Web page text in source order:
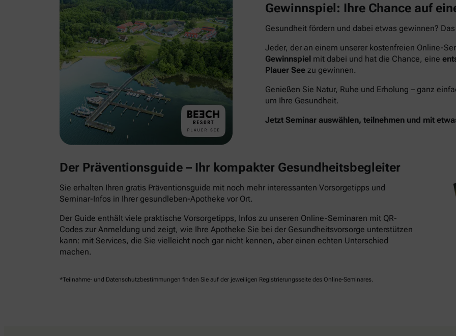
Gewinnspiel: Ihre Chance auf
Gesundheit fördern und dabei etwas gewinnen?
Jeder, der an einem unserer kostenfreien Online-
Gewinnspiel mit dabei und hat die Chance, eine
Plauer See zu gewinnen.
Genießen Sie Natur, Ruhe und Erholung – ganz
um Ihre Gesundheit.
Jetzt Seminar auswählen, teilnehmen und mit
Der Präventionsguide – Ihr kompakter Gesundheitsbegleiter
Sie erhalten Ihren gratis Präventionsguide mit noch mehr interessanten Vorsorgetipps und
Seminar-Infos in Ihrer gesundleben-Apotheke vor Ort.
Der Guide enthält viele praktische Vorsorgetipps, Infos zu unseren Online-Seminaren mit QR-
Codes zur Anmeldung und zeigt, wie Ihre Apotheke Sie bei der Gesundheitsvorsorge unterstützen
kann: mit Services, die Sie vielleicht noch gar nicht kennen, aber einen echten Unterschied
machen.
*Teilnahme- und Datenschutzbestimmungen finden Sie auf der jeweiligen Registrierungsseite des Online-Seminares.